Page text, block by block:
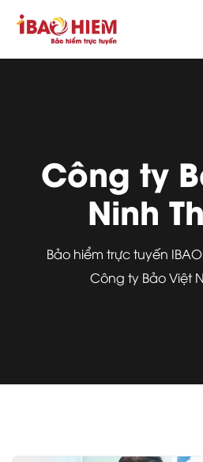
Công ty
Ninh
Bảo hiểm trực tuyến
Công ty Bảo Việt